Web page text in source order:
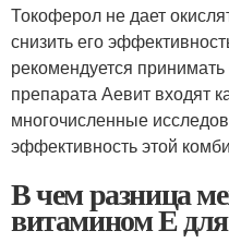
Токоферол не дает
снизить его
рекомендуется
препарата Аевит входят
многочисленные
эффективность этой
В чем разница
витамином Е